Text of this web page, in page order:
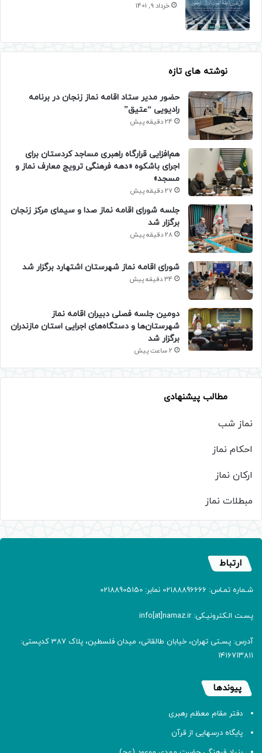
خرداد 9, 1401
نوشته های تازه
حضور مدیر ستاد اقامه نماز زنجان در برنامه
رادیویی “عتیق”
24 دقیقه پیش
هم‌افزایی قرارگاه راهبری مساجد کردستان برای
اجرای باشکوه «دهه فرهنگی ترویج معارف نماز و
مسجد»
27 دقیقه پیش
جلسه شورای اقامه نماز صدا و سیمای مرکز زنجان
برگزار شد
28 دقیقه پیش
شورای اقامه نماز شهرستان اشتهارد برگزار شد
34 دقیقه پیش
دومین جلسه فصلی دبیران اقامه نماز
شهرستان‌ها و دستگاه‌های اجرایی استان مازندران
برگزار شد
2 ساعت پیش
مطالب پیشنهادی
نماز شب
احکام نماز
ارکان نماز
مبطلات نماز
ارتباط
شـماره تمـاس: 02188896666 نمابر: 02188905150
پسـت الـکترونیـکی: info[at]namaz.ir
آدرس: پسـتی تهران، خیابان طالقانی، میدان فلسطین، پلاک 387 کدپستی:
۱۴۱۶۷۱۳۸۱۱
پیوندها
دفتر مقام معظم رهبری
پایگاه درسهایی از قرآن